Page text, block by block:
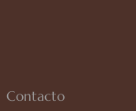
Contacto